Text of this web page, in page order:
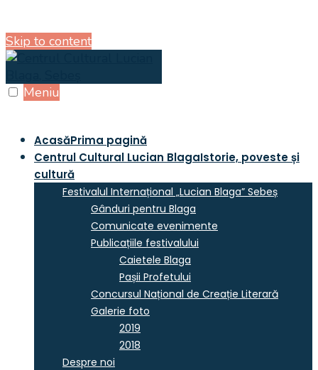
Skip to content
Meniu
AcasăPrima pagină
Centrul Cultural Lucian BlagaIstorie, poveste și
cultură
Festivalul Internațional „Lucian Blaga” Sebeș
Gânduri pentru Blaga
Comunicate evenimente
Publicațiile festivalului
Caietele Blaga
Pașii Profetului
Concursul Național de Creație Literară
Galerie foto
2019
2018
Despre noi